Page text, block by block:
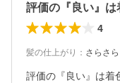
4
髪の仕上がり ： さらさら
評価の『良い』は着